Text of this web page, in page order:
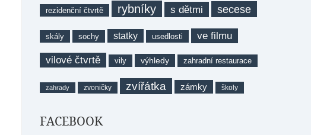
rezidenční čtvrtě rybníky s dětmi secese
skály sochy statky usedlosti ve filmu
vilové čtvrtě vily výhledy zahradní restaurace
zahrady zvoničky zvířátka zámky školy
FACEBOOK